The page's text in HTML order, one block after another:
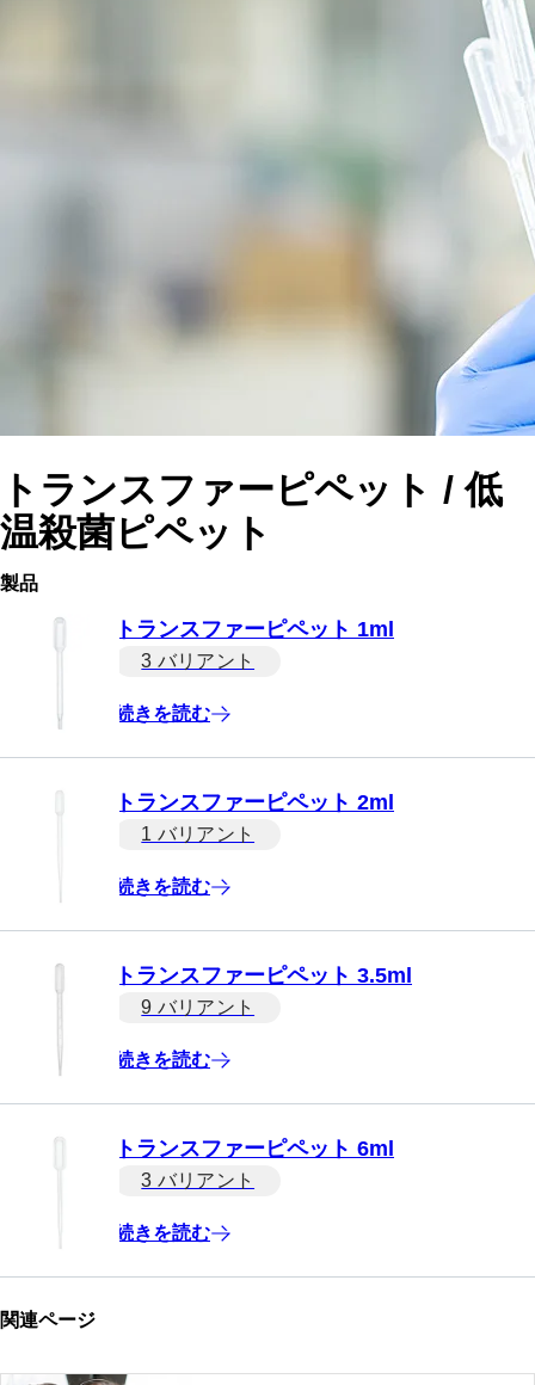
トランスファーピペット / 低
温殺菌ピペット
製品
トランスファーピペット 1ml
3 バリアント
続きを読む
トランスファーピペット 2ml
1 バリアント
続きを読む
トランスファーピペット 3.5ml
9 バリアント
続きを読む
トランスファーピペット 6ml
3 バリアント
続きを読む
関連ページ